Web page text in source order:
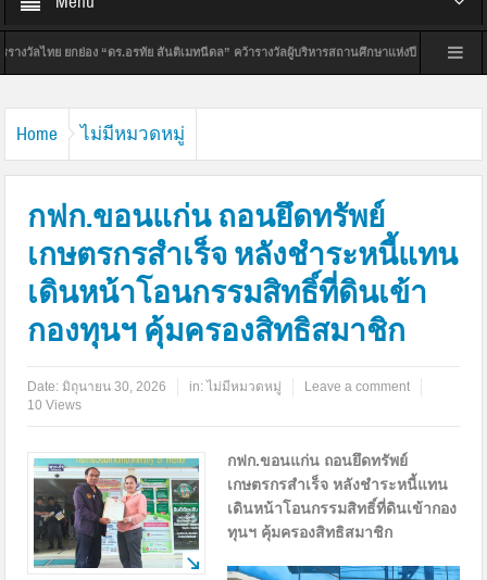
ไทย ยกย่อง “ดร.อรทัย สันติเมทนีดล” คว้ารางวัลผู้บริหารสถานศึกษาแห่งปี 2569 สาขาผู้บริห
Home ไม่มีหมวดหมู่
กฟก.ขอนแก่น ถอนยึดทรัพย์
เกษตรกรสำเร็จ หลังชำระหนี้แทน
เดินหน้าโอนกรรมสิทธิ์ที่ดินเข้า
กองทุนฯ คุ้มครองสิทธิสมาชิก
Date: มิถุนายน 30, 2026 in:ไม่มีหมวดหมู่
Leave a comment
10 Views
กฟก.ขอนแก่น ถอนยึดทรัพย์
เกษตรกรสำเร็จ หลังชำระหนี้แทน
เดินหน้าโอนกรรมสิทธิ์ที่ดินเข้ากอง
ทุนฯ คุ้มครองสิทธิสมาชิก